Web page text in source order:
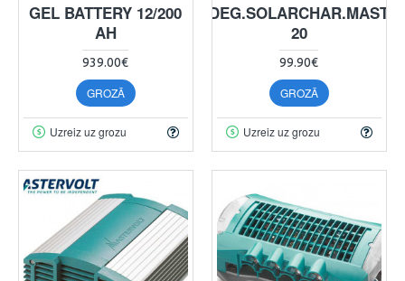
GEL BATTERY 12/200
AH
939.00€
GROZĀ
Uzreiz uz grozu
20
99.90€
GROZĀ
Uzreiz uz grozu